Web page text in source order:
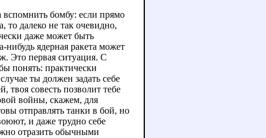
вспомнить бомбу: если прямо
то далеко не так очевидно,
даже может быть
ядерная ракета может
Это первая ситуация. С
понять: практически
ты должен задать себе
твоя совесть позволит тебе
войны, скажем, для
отправлять танки в бой, но
и даже трудно себе
отразить обычными